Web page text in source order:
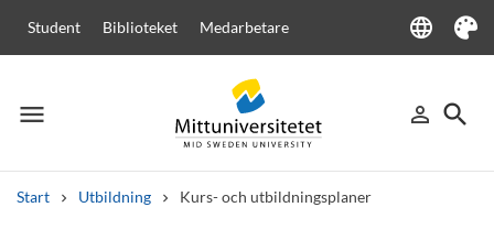
Student Biblioteket Medarbetare language
Language
Tema
menu
Meny person_outline
Logga in
search
Sök
Start Utbildning Kurs- och utbildningsplaner